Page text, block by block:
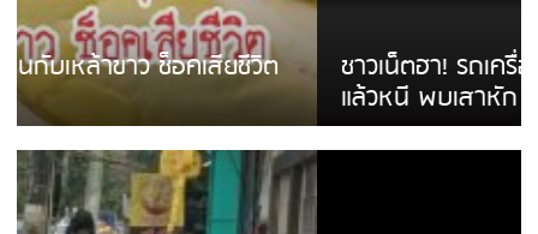
ชาวเน็ตฮา! รถเครื่องแม่สายชนป้ายร้านโลงศพ
แล้วหนี พบเสาหัก เบรคหัก หวิดได้ใช้บริการ